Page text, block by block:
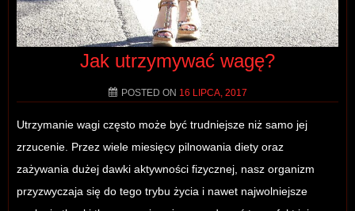
Jak utrzymywać wagę?
POSTED ON 16 LIPCA, 2017
Utrzymanie wagi często może być trudniejsze niż samo jej
zrzucenie. Przez wiele miesięcy pilnowania diety oraz
zażywania dużej dawki aktywności fizycznej, nasz organizm
przyzwyczaja się do tego trybu życia i nawet najwolniejsze